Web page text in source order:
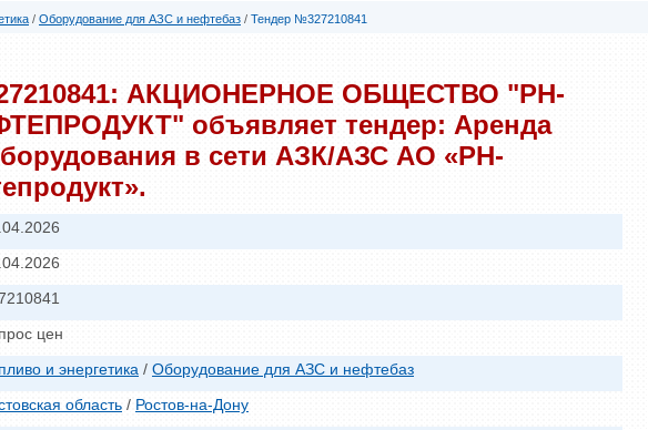
/ Оборудование для АЗС и нефтебаз / Тендер №327210841
АКЦИОНЕРНОЕ ОБЩЕСТВО "РН-
объявляет тендер: Аренда
в сети АЗК/АЗС АО «РН-
цен
и энергетика / Оборудование для АЗС и нефтебаз
область / Ростов-на-Дону